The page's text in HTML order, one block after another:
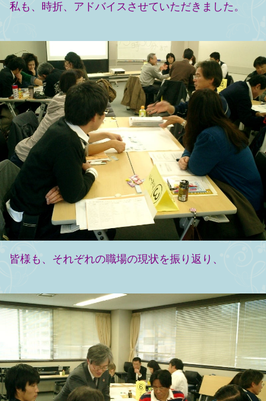
私も、時折、アドバイスさせていただきました。
皆様も、それぞれの職場の現状を振り返り、